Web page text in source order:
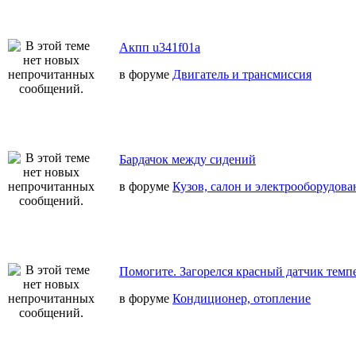
Акпп u341f01a
в форуме Двигатель и трансмиссия
Бардачок между сидений
в форуме Кузов, салон и
Помогите. Загорелся красный датчик
в форуме Кондиционер, отопление